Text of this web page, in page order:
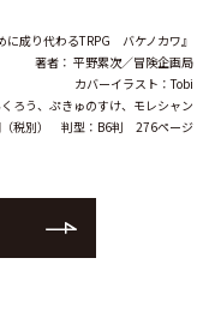
に成り代わるTRPG バケノカワ』
著者： 平野累次／冒険企画局
カバーイラスト：Tobi
ろう、ぷきゅのすけ、モレシャン
（税別） 判型：B6判 276ページ